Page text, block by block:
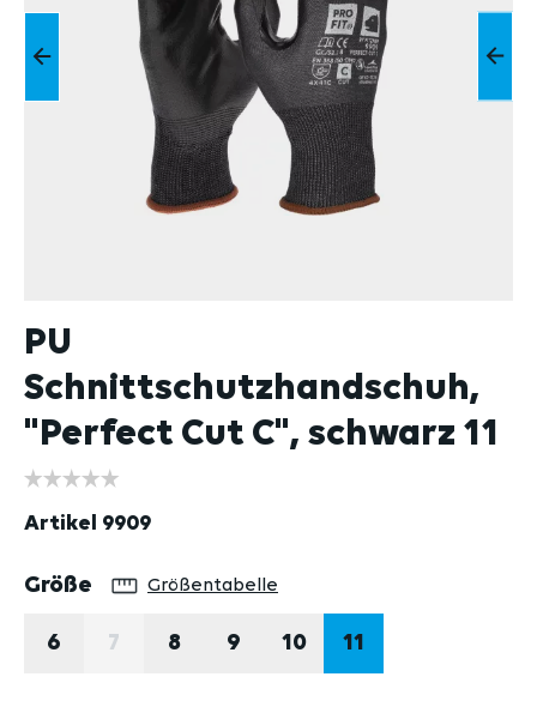
PU
Schnittschutzhandschuh,
"Perfect Cut C", schwarz 11
Artikel 9909
Größe auswählen
Größentabelle
6 7 8 9 10 11